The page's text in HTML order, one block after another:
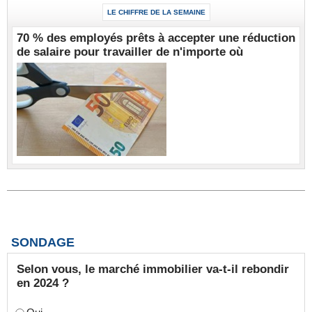
LE CHIFFRE DE LA SEMAINE
70 % des employés prêts à accepter une réduction
de salaire pour travailler de n'importe où
SONDAGE
Selon vous, le marché immobilier va-t-il rebondir
en 2024 ?